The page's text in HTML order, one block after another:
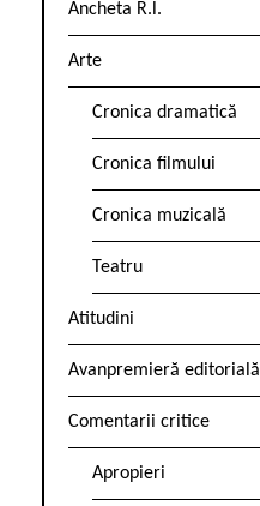
Ancheta R.l.
Arte
Cronica dramatică
Cronica filmului
Cronica muzicală
Teatru
Atitudini
Avanpremieră editorială
Comentarii critice
Apropieri